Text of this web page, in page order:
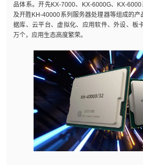
品体系。开先KX-7000、KX-6000G、KX-
及开胜KH-40000系列服务器处理器等组成的
据库、云平台、虚拟化、应用软件、外设、板
万个，应用生态高度繁荣。